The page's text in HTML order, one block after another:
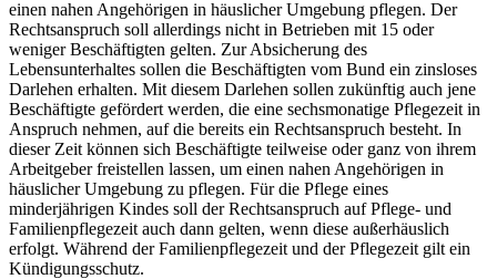
einen nahen Angehörigen in häuslicher Umgebung pflegen. Der
Rechtsanspruch soll allerdings nicht in Betrieben mit 15 oder
weniger Beschäftigten gelten. Zur Absicherung des
Lebensunterhaltes sollen die Beschäftigten vom Bund ein zinsloses
Darlehen erhalten. Mit diesem Darlehen sollen zukünftig auch jene
Beschäftigte gefördert werden, die eine sechsmonatige Pflegezeit in
Anspruch nehmen, auf die bereits ein Rechtsanspruch besteht. In
dieser Zeit können sich Beschäftigte teilweise oder ganz von ihrem
Arbeitgeber freistellen lassen, um einen nahen Angehörigen in
häuslicher Umgebung zu pflegen. Für die Pflege eines
minderjährigen Kindes soll der Rechtsanspruch auf Pflege- und
Familienpflegezeit auch dann gelten, wenn diese außerhäuslich
erfolgt. Während der Familienpflegezeit und der Pflegezeit gilt ein
Kündigungsschutz.